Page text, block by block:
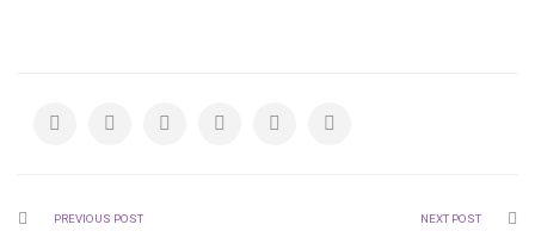
PREVIOUS POST NEXT POST